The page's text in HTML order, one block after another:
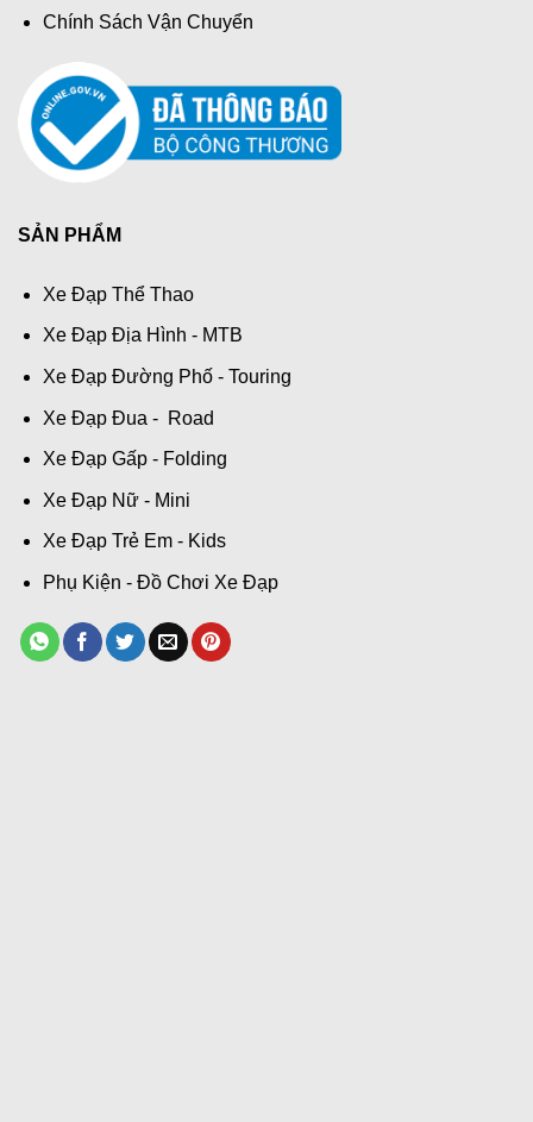
Chính Sách Vận Chuyển
SẢN PHẨM
Xe Đạp Thể Thao
Xe Đạp Địa Hình - MTB
Xe Đạp Đường Phố - Touring
Xe Đạp Đua - Road
Xe Đạp Gấp - Folding
Xe Đạp Nữ - Mini
Xe Đạp Trẻ Em - Kids
Phụ Kiện - Đồ Chơi Xe Đạp